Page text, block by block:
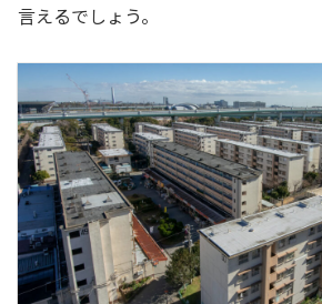
言えるでしょう。